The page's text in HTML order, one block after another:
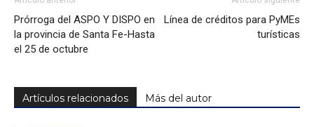
Prórroga del ASPO Y DISPO en
la provincia de Santa Fe-Hasta
el 25 de octubre
Línea de créditos para PyMEs
turísticas
Artículos relacionados Más del autor